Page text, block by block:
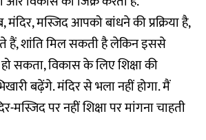
मस्जिद आपको बांधने की प्रक्रिया है,
हैं, शांति मिल सकती है लेकिन इससे
सकता, विकास के लिए शिक्षा की
बढ़ेंगे. मंदिर से भला नहीं होगा. मैं
मस्जिद पर नहीं शिक्षा पर मांगना चाहती